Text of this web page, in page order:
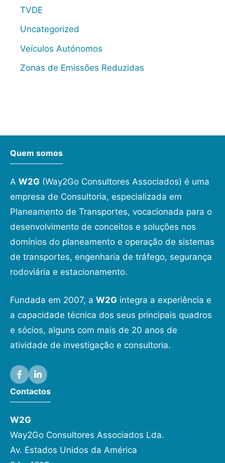
TVDE
Uncategorized
Veículos Autónomos
Zonas de Emissões Reduzidas
Quem somos
A W2G (Way2Go Consultores Associados) é uma
empresa de Consultoria, especializada em
Planeamento de Transportes, vocacionada para o
desenvolvimento de conceitos e soluções nos
domínios do planeamento e operação de sistemas
de transportes, engenharia de tráfego, segurança
rodoviária e estacionamento.
Fundada em 2007, a W2G integra a experiência e
a capacidade técnica dos seus principais quadros
e sócios, alguns com mais de 20 anos de
atividade de investigação e consultoria.
Contactos
W2G
Way2Go Consultores Associados Lda.
Av. Estados Unidos da América